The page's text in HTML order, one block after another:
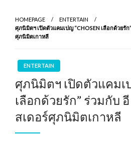
HOMEPAGE
ENTERTAIN
ศุภนิมิตฯ เปิดตัวแคมเปญ “CHOSEN เลือกด้วยรั
ศุภนิมิตเกาหลี
ENTERTAIN
ศุภนิมิตฯ เปิดตัวแคมเ
เลือกด้วยรัก” ร่วมกับ
สเดอร์ศุภนิมิตเกาหลี